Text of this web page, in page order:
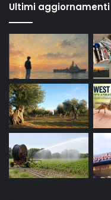
Ultimi aggiornamenti